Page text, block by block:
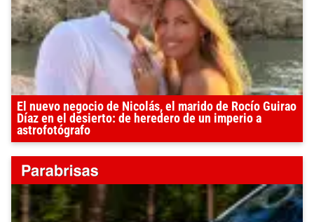
El nuevo negocio de Nicolás, el marido de Rocío Guirao
Díaz en el desierto: de heredero de un imperio a
astrofotógrafo